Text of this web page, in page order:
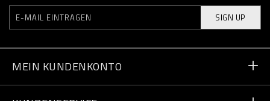
SIGN UP
MEIN KUNDENKONTO